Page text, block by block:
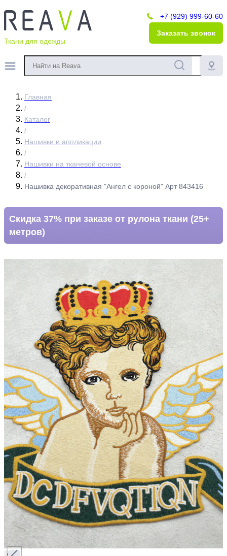
Ткани для одежды
+7 (929) 999-60-60
Заказать звонок
Главная
/
Каталог
/
Нашивки и аппликации
/
Нашивки на тканевой основе
/
Нашивка декоративная "Ангел с короной" Арт 843416
Скидка 37% при заказе от рулона ткани (25+
метров)